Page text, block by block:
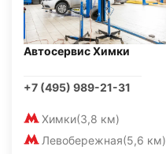
Автосервис Химки
+7 (495) 989-21-31
Химки(3,8 км)
Левобережная(5,6 км)